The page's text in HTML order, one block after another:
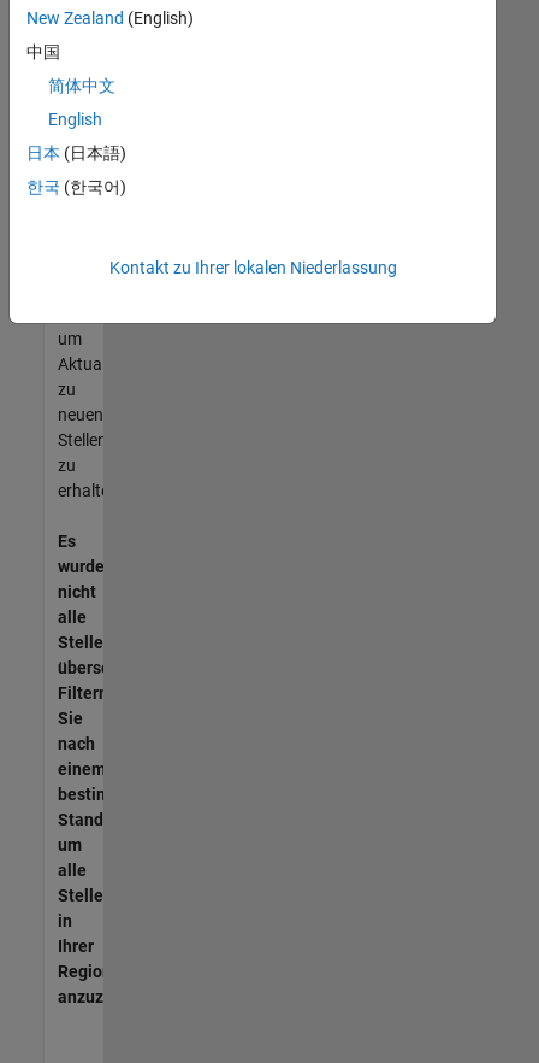
Stellen
können,
die
Ihren
entsprechen,
werden
unseres
um
Aktualisierungen
zu
neuen
Stellenangeboten
zu
erhalten.
Es
wurden
nicht
alle
Stellen
übersetzt.
Filtern
Sie
nach
einem
bestimmten
Standort,
um
alle
Stellenangebote
in
Ihrer
Region
anzuzeigen.
New Zealand (English)
中国
简体中文
English
日本 (日本語)
한국 (한국어)
Kontakt zu Ihrer lokalen Niederlassung